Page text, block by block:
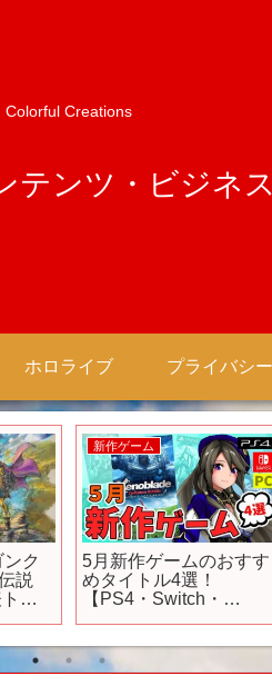
Colorful Creations
テンツ・ビジネス
ホロライブ
ボー
ニ
新作ゲーム
【PS5新作ソフト紹介】
6月に発売される新作ソ
フトまとめて紹介しま
ぞ・・・【PS5おすすめ
ゲーム紹介】